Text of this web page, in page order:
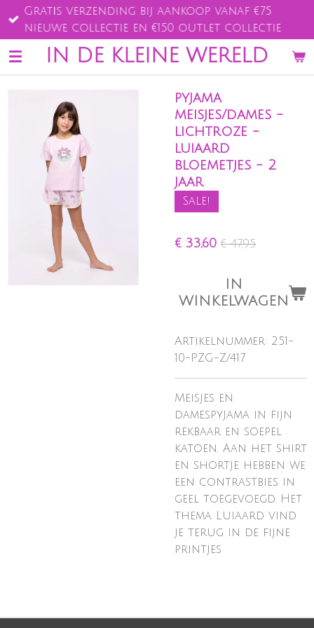
Ga
direct
naar
de
IN DE KLEINE WERELD
Gratis verzending bij aankoop vanaf €75
nieuwe collectie en €150 outlet collectie
pyjama
meisjes/dames -
lichtroze -
luiaard
bloemetjes - 2
jaar
Sale!
€ 33,60 € 47,95
IN
WINKELWAGEN
Artikelnummer: 251-
10-PZG-Z/417
Meisjes en
damespyjama in fijn
rekbaar en soepel
katoen. Aan het shirt
en shortje hebben we
een contrastbies in
geel toegevoegd. Het
thema Luiaard vind
je terug in de fijne
printjes